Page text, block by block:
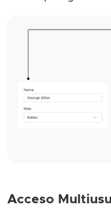
Acceso